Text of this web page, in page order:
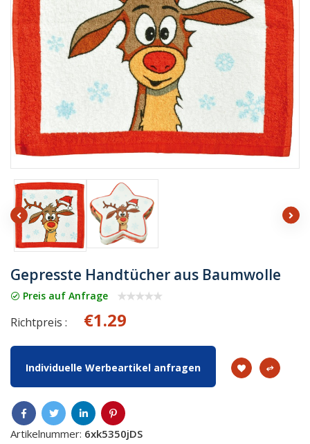
Gepresste Handtücher aus Baumwolle
Preis auf Anfrage
Richtpreis : €1.29
Individuelle Werbeartikel anfragen
Artikelnummer: 6xk5350jDS